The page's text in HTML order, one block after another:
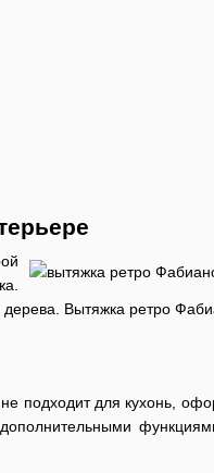
Вытяжка ретро
подходит для кухонь,